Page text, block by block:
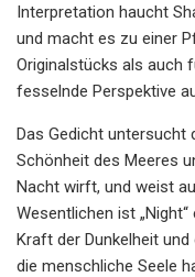
Interpretation haucht
und macht es zu einer
Originalstücks als auch
fesselnde Perspektive
Das Gedicht untersucht
Schönheit des Meeres
Nacht wirft, und weist
Wesentlichen ist
Kraft der Dunkelheit
die menschliche Seele